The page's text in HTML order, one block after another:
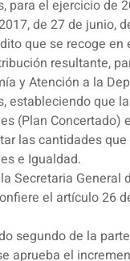
para el ejercicio de
de 27 de junio,
que se recoge
resultante,
y Atención a la
estableciendo que
(Plan Concertado)
las cantidades
e Igualdad.
Secretaria
el artículo 26
segundo de la
aprueba el